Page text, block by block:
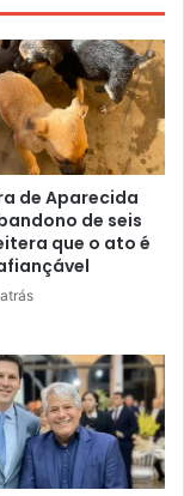
de Aparecida
de seis
que o ato é